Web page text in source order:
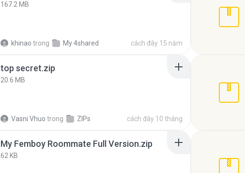
167.2 MB
khinao trong My 4shared cách đây 15 năm
top secret.zip
20.6 MB
Vasni Vhuo trong ZIPs cách đây 10 tháng
My Femboy Roommate Full Version.zip
62 KB